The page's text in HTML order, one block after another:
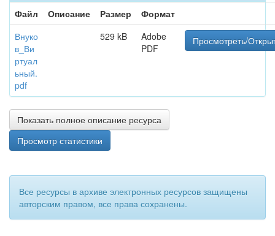
Файл
Описание Размер
Формат
Внуко
в_Ви
ртуал
ьный.
pdf
529 kB
Adobe
PDF
Просмотреть/
Показать полное описание ресурса
Просмотр статистики
Все ресурсы в архиве электронных ресурсов защищены
авторским правом, все права сохранены.